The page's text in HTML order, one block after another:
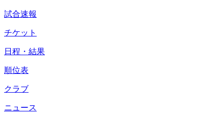
試合速報
チケット
日程・結果
順位表
クラブ
ニュース